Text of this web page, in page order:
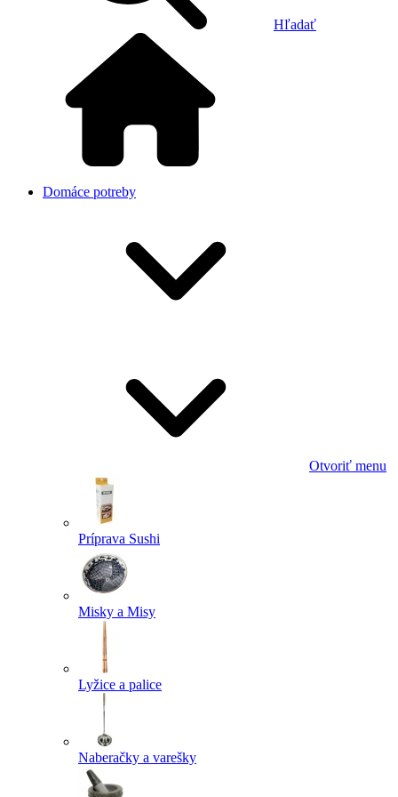
Hľadať
Domáce potreby
Otvoriť menu
Príprava Sushi
Misky a Misy
Lyžice a palice
Naberačky a varešky